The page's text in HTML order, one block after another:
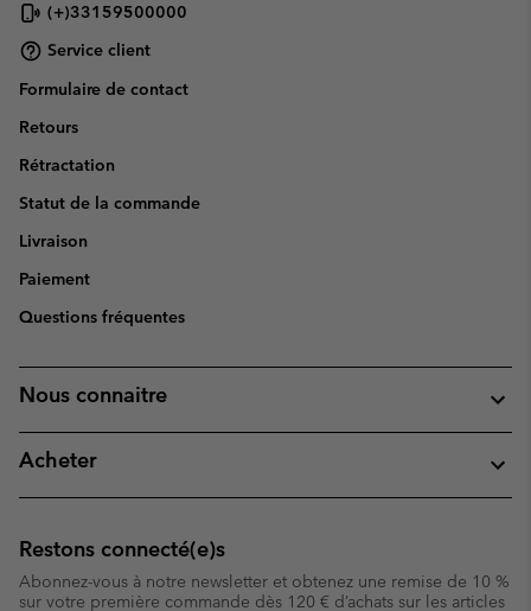
(+)33159500000
Service client
Formulaire de contact
Retours
Rétractation
Statut de la commande
Livraison
Paiement
Questions fréquentes
Nous connaitre
Acheter
Restons connecté(e)s
Abonnez-vous à notre newsletter et obtenez une remise de 10 %
sur votre première commande dès 120 € d’achats sur les articles